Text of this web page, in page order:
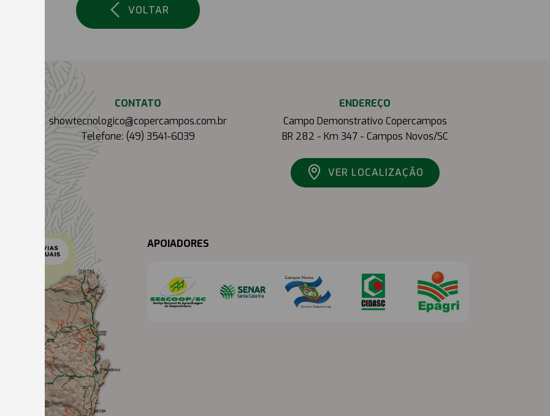
VOLTAR
CONTATO
showtecnologico@copercampos.com.br
Telefone: (49) 3541-6039
ENDEREÇO
Campo Demonstrativo Copercampos
BR 282 - Km 347 - Campos Novos/SC
VER LOCALIZAÇÃO
APOIADORES